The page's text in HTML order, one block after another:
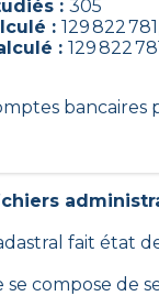
: 305
: 129 822
: 129 822
fait état
compose de